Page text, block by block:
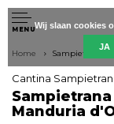
MENU
Home Sampietrana -
Cantina
Manduria
Wij slaan cookies
JA